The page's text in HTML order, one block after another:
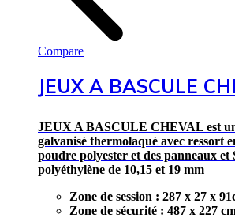
Compare
JEUX A BASCULE
JEUX A BASCULE CHEVAL est
galvanisé thermolaqué avec ressort
poudre polyester et des panneaux et
polyéthylène de 10,15 et 19 mm
Zone de session : 287 x 27 x
Zone de sécurité : 487 x 227